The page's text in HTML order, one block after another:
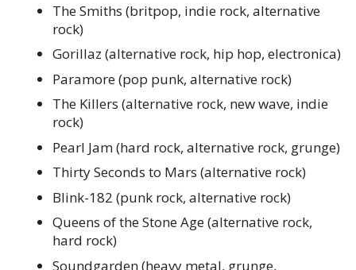
The Smiths (britpop, indie rock, alternative
rock)
Gorillaz (alternative rock, hip hop, electronica)
Paramore (pop punk, alternative rock)
The Killers (alternative rock, new wave, indie
rock)
Pearl Jam (hard rock, alternative rock, grunge)
Thirty Seconds to Mars (alternative rock)
Blink-182 (punk rock, alternative rock)
Queens of the Stone Age (alternative rock,
hard rock)
Soundgarden (heavy metal, grunge,